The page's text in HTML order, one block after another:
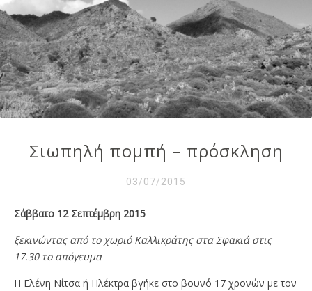
Σιωπηλή πομπή – πρόσκληση
03/07/2015
Σάββατο 12 Σεπτέμβρη 2015
ξεκινώντας από το χωριό Καλλικράτης στα Σφακιά στις
17.30 το απόγευμα
Η Ελένη Νίτσα ή Ηλέκτρα βγήκε στο βουνό 17 χρονών με τον